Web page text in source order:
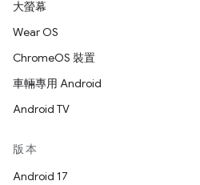
大螢幕
Wear OS
ChromeOS 裝置
車輛專用 Android
Android TV
版本
Android 17